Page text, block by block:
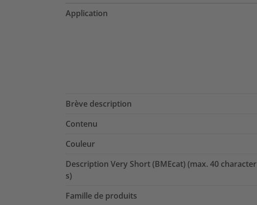
Application
Brève description
Contenu
Couleur
Description Very Short (BMEcat) (max. 40 character
s)
Famille de produits